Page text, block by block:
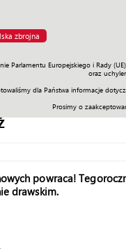
zbrojna
Parlamentu Europejskiego i Rady
oraz
dla Państwa informacje
Prosimy o
Prawo Świat
powraca!
drawskim.